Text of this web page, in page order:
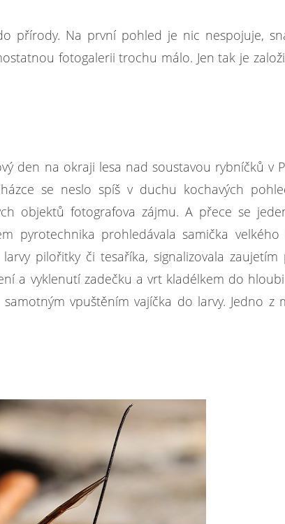
přírody. Na první pohled je nic nespojuje,
fotogalerii trochu málo. Jen tak je
den na okraji lesa nad soustavou rybníčků v
se neslo spíš v duchu kochavých
objektů fotografova zájmu. A přece se
pyrotechnika prohledávala samička velkého
pilořitky či tesaříka, signalizovala zaujetím
a vyklenutí zadečku a vrt kladélkem do
vpuštěním vajíčka do larvy. Jedno z